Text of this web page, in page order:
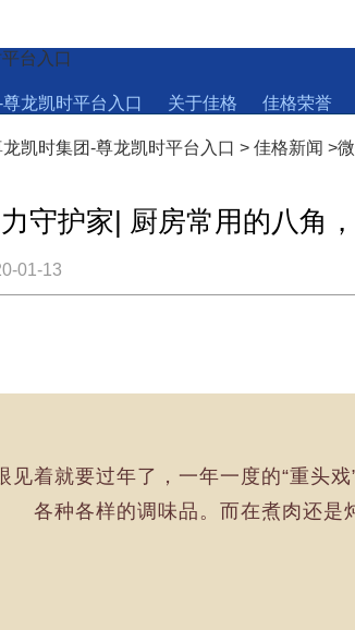
台入口
龙凯时平台入口 关于佳格 佳格荣誉
龙凯时集团-尊龙凯时平台入口 > 佳格新闻 >
守护家| 厨房常用的八角
01-13
见着就要过年了，一年一度的“重头
各种各样的调味品。而在煮肉还